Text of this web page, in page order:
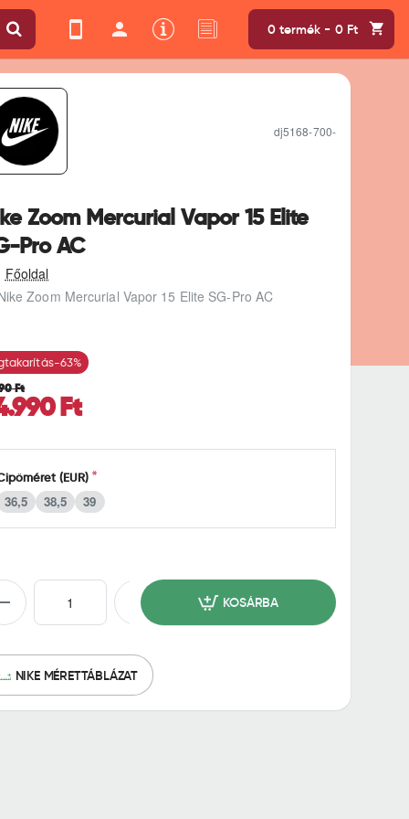
0 termék - 0 Ft
Zoom Mercurial Vapor 15 Elite SG-Pro AC
Zoom Mercurial Vapor 15 Elite
Pro AC
dj5168-700-
-63%
Ft
Ft
(EUR)
36,5 38,5 39
KOSÁRBA
NIKE MÉRETTÁBLÁZAT